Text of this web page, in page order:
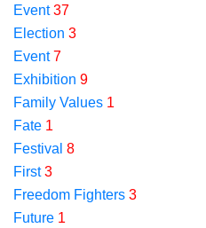
Event 37
Election 3
Event 7
Exhibition 9
Family Values 1
Fate 1
Festival 8
First 3
Freedom Fighters 3
Future 1